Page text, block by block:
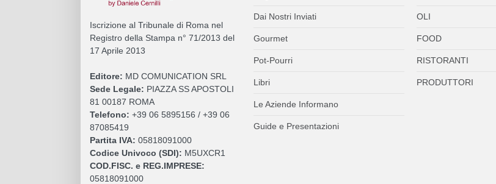
Iscrizione al Tribunale di Roma nel
Registro della Stampa n° 71/2013 del
17 Aprile 2013
Editore: MD COMUNICATION SRL
Sede Legale: PIAZZA SS APOSTOLI
81 00187 ROMA
Telefono: +39 06 5895156 / +39 06
87085419
Partita IVA: 05818091000
Codice Univoco (SDI): M5UXCR1
COD.FISC. e REG.IMPRESE:
05818091000
Dai Nostri Inviati
Gourmet
Pot-Pourri
Libri
Le Aziende Informano
Guide e Presentazioni
OLI
FOOD
RISTORANTI
PRODUTTORI